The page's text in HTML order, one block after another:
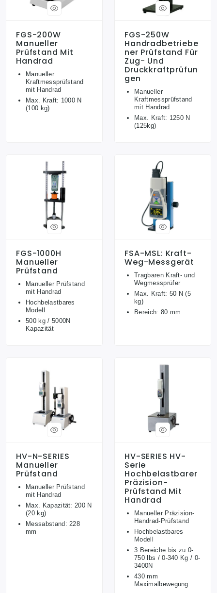
FGS-200W
Manueller
Prüfstand Mit
Handrad
Manueller
Kraftmessprüfstand
mit Handrad
Max. Kraft: 1000 N
(100 kg)
FGS-250W
Handradbetriebe
Ner Prüfstand Für
Zug- Und
Druckkraftprüfun
Gen
Manueller
Kraftmessprüfstand
mit Handrad
Max. Kraft: 1250 N
(125kg)
FGS-1000H
Manueller
Prüfstand
Manueller Prüfstand
mit Handrad
Hochbelastbares
Modell
500 kg / 5000N
Kapazität
FSA-MSL: Kraft-
Weg-Messgerät
Tragbaren Kraft- und
Wegmessprüfer
Max. Kraft: 50 N (5
kg)
Bereich: 80 mm
HV-N-SERIES
Manueller
Prüfstand
Manueller Prüfstand
mit Handrad
Max. Kapazität: 200 N
(20 kg)
Messabstand: 228
mm
HV-SERIES HV-
Serie
Hochbelastbarer
Präzision-
Prüfstand Mit
Handrad
Manueller Präzision-
Handrad-Prüfstand
Hochbelastbares
Modell
3 Bereiche bis zu 0-
750 lbs / 0-340 Kg / 0-
3400N
430 mm
Maximalbewegung